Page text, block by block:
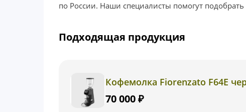
по России. Наши специалисты помогут
Подходящая продукция
Кофемолка Fiorenzato F64E
70 000 ₽